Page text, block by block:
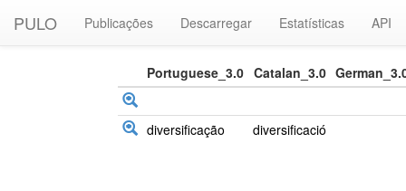
PULO Publicações Descarregar Estatísticas API
Portuguese_3.0 Catalan_3.0
diversificação diversificació